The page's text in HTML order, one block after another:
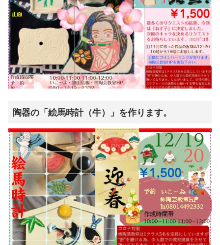
陶器の「絵馬時計（牛）」を作ります。